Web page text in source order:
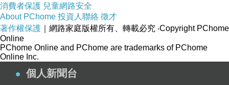
的都自我訓練完成了。我希望以後可以像龍姨，
芬姨這樣一生家庭事業雙美。
2019.04.09
消費者保護 兒童網路安全
About PChome 投資人聯絡 徵才
著作權保護 ｜網路家庭版權所有、轉載必究 ‧Copyright PChome
Online
PChome Online and PChome are trademarks of PChome
Online Inc.
個人新聞台